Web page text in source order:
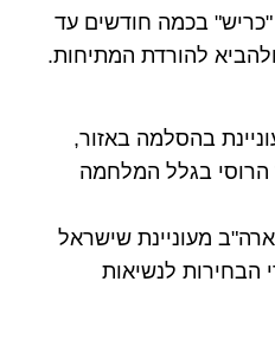
בכמה חודשים עד
להורדת המתיחות.
בהסלמה באזור,
בגלל המלחמה
מעוניינת שישראל
הבחירות לנשיאות